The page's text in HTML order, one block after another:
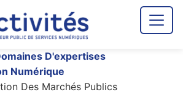
D'expertises
Numérique
Des Marchés Publics